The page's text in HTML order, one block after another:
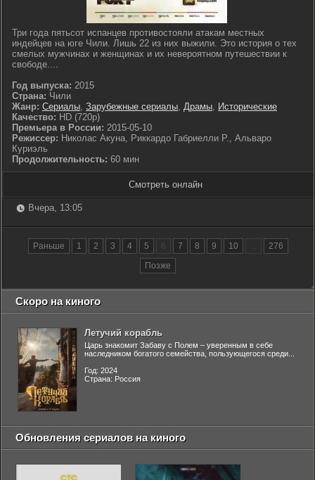
Три года пятьсот испанцев противостояли атакам местных
индейцев на юге Чили. Лишь 22 из них выжили. Это история о тех
смелых мужчинах и женщинах и их невероятном путешествии к
свободе....
Год выпуска: 2015
Страна: Чили
Жанр: Сериалы, Зарубежные сериалы, Драмы, Исторические
Качество: HD (720p)
Премьера в России: 2015-05-10
Режиссер: Николас Акуна, Риккардо Габриелли Р., Альваро
Куриэль
Продолжительность: 60 мин
Смотреть онлайн
Вчера, 13:05
Раньше 1 2 3 4 5 6 7 8 9 10 ...
276
Позже
Скоро на киного
Летучий корабль
Царь знакомит Забаву с Полем – уверенным в себе
наследником богатого семейства, пользующегося среди...
Год: 2024
Страна: Россия
Обновления сериалов на киного